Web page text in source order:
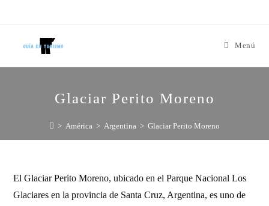
Menú
Glaciar Perito Moreno
> América > Argentina > Glaciar Perito Moreno
El Glaciar Perito Moreno, ubicado en el Parque Nacional Los
Glaciares en la provincia de Santa Cruz, Argentina, es uno de